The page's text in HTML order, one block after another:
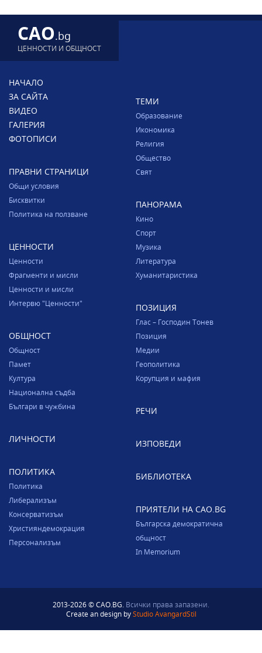
CAO.bg
ЦЕННОСТИ И ОБЩНОСТ
НАЧАЛО
ЗА САЙТА
ВИДЕО
ГАЛЕРИЯ
ФОТОПИСИ
ПРАВНИ СТРАНИЦИ
Общи условия
Бисквитки
Политика на ползване
ЦЕННОСТИ
Ценности
Фрагменти и мисли
Ценности и мисли
Интервю "Ценности"
ОБЩНОСТ
Общност
Памет
Култура
Национална съдба
Българи в чужбина
ЛИЧНОСТИ
ПОЛИТИКА
Политика
Либерализъм
Консерватизъм
Християндемокрация
Персонализъм
ТЕМИ
Образование
Икономика
Религия
Общество
Свят
ПАНОРАМА
Кино
Спорт
Музика
Литература
Хуманитаристика
ПОЗИЦИЯ
Глас – Господин Тонев
Позиция
Медии
Геополитика
Корупция и мафия
РЕЧИ
ИЗПОВЕДИ
БИБЛИОТЕКА
ПРИЯТЕЛИ НА CAO.BG
Българска демократична
общност
In Memorium
2013-2026 © CAO.BG. Всички права запазени.
Create an design byStudio AvangardStil